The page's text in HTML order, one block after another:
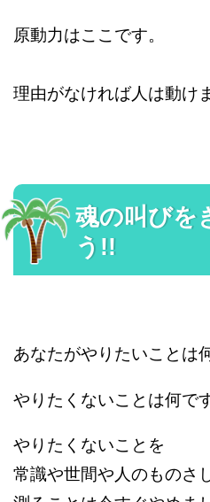
原動力はここです。
理由がなければ人は動け
魂の叫びを
う!!
あなたがやりたいことは
やりたくないことは何で
やりたくないことを
常識や世間や人のものさ